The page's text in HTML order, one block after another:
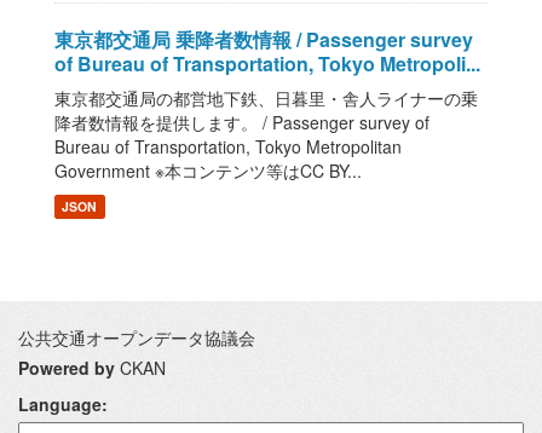
東京都交通局 乗降者数情報 / Passenger survey
of Bureau of Transportation, Tokyo Metropoli...
東京都交通局の都営地下鉄、日暮里・舎人ライナーの乗
降者数情報を提供します。 / Passenger survey of
Bureau of Transportation, Tokyo Metropolitan
Government ※本コンテンツ等はCC BY...
JSON
公共交通オープンデータ協議会
Powered by CKAN
Language